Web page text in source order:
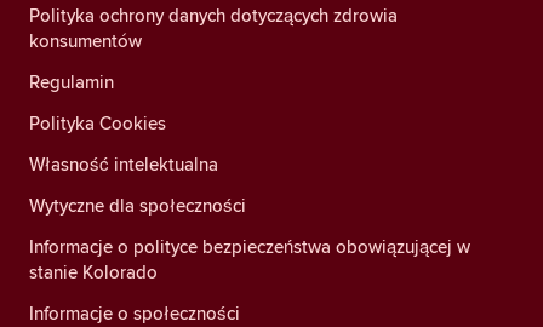
Polityka ochrony danych dotyczących zdrowia
konsumentów
Regulamin
Polityka Cookies
Własność intelektualna
Wytyczne dla społeczności
Informacje o polityce bezpieczeństwa obowiązującej w
stanie Kolorado
Informacje o społeczności